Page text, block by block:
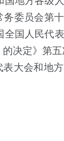
委员会第
国人民代
决定》第
大会和地